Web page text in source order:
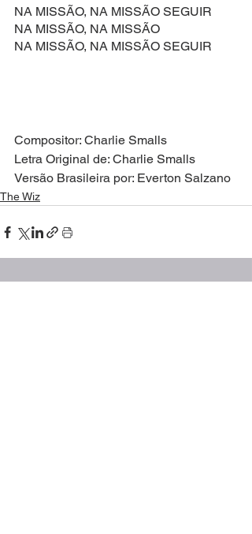
NA MISSÃO, NA MISSÃO SEGUIR
NA MISSÃO, NA MISSÃO
NA MISSÃO, NA MISSÃO SEGUIR
Compositor: Charlie Smalls
Letra Original de: Charlie Smalls
Versão Brasileira por: Everton Salzano
The Wiz